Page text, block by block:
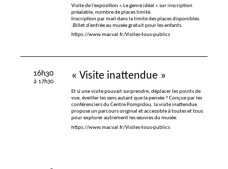
Visite de l’exposition « Le genre idéal » sur inscription
préalable, nombre de places limité.
Inscription par mail dans la limite des places disponibles.
.Billet d’entrée au musée gratuit pour les enfants.
https://www.macval.fr/Visites-tous-publics
16h30
à 17h30
« Visite inattendue »
Et si une visite pouvait surprendre, déplacer les points de
vue, éveiller les sens autant que la pensée? Conçue par les
conférenciers du Centre Pompidou, la visite inattendue
propose un parcours original et accessible à toutes et tous
pour explorer autrement les œuvres du musée.
https://www.macval.fr/Visites-tous-publics